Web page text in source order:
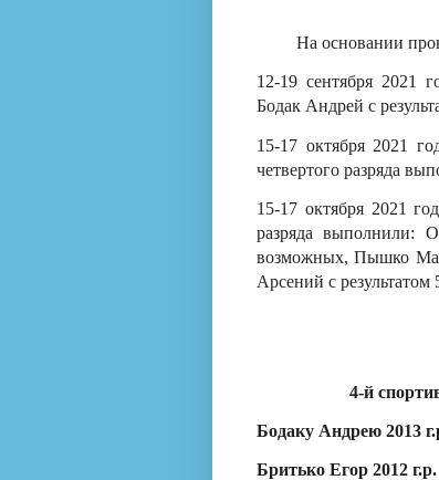
На основании
12-19 сентября 2021
Бодак Андрей с
15-17 октября 2021
четвертого разряда
15-17 октября 2021
разряда выполнили:
возможных, Пышко
Арсений с
4-й
Бодаку Андрею 2013
Бритько Егор 2012 г.р.